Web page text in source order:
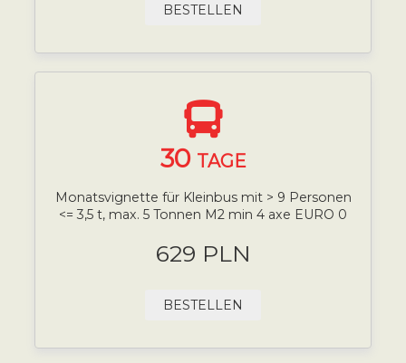
BESTELLEN
30 TAGE
Monatsvignette für Kleinbus mit > 9 Personen
<= 3,5 t, max. 5 Tonnen M2 min 4 axe EURO 0
629 PLN
BESTELLEN